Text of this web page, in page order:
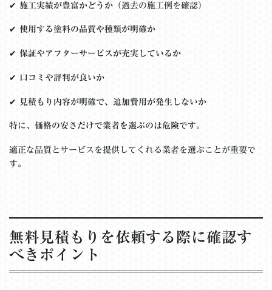
✔ 施工実績が豊富かどうか （過去の施工例を確認）
✔ 使用する塗料の品質や種類が明確か
✔ 保証やアフターサービスが充実しているか
✔ 口コミや評判が良いか
✔ 見積もり内容が明確で、追加費用が発生しないか
特に、 価格の安さだけで業者を選ぶのは危険です。
適正な品質とサービスを提供してくれる業者を選ぶことが重要で
す。
無料見積もりを依頼する際に確認す
べきポイント